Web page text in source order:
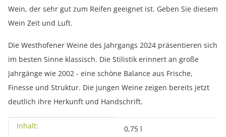
Wein, der sehr gut zum Reifen geeignet ist. Geben Sie diesem
Wein Zeit und Luft.
Die Westhofener Weine des Jahrgangs 2024 präsentieren sich
im besten Sinne klassisch. Die Stilistik erinnert an große
Jahrgänge wie 2002 - eine schöne Balance aus Frische,
Finesse und Struktur. Die jungen Weine zeigen bereits jetzt
deutlich ihre Herkunft und Handschrift.
Produkteigenschaft
Wert
Inhalt:
0,75 l